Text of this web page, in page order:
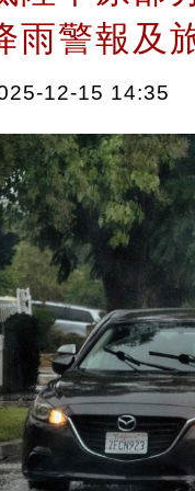
雨警報
12-15 14:35